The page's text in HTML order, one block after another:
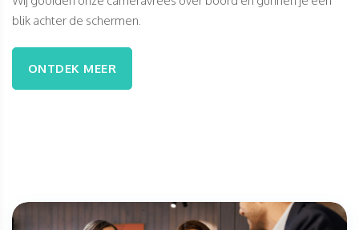
blik achter de schermen.
ONTDEK MEER